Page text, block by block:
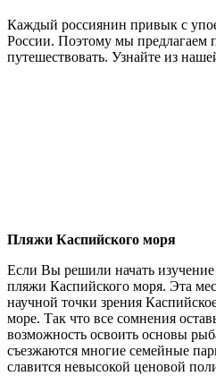
Каждый россиянин привык с
России. Поэтому мы предлагаем
путешествовать. Узнайте из
Пляжи Каспийского моря
Если Вы решили начать
пляжи Каспийского моря. Эта
научной точки зрения
море. Так что все сомнения
возможность освоить основы
съезжаются многие семейные
славится невысокой ценовой